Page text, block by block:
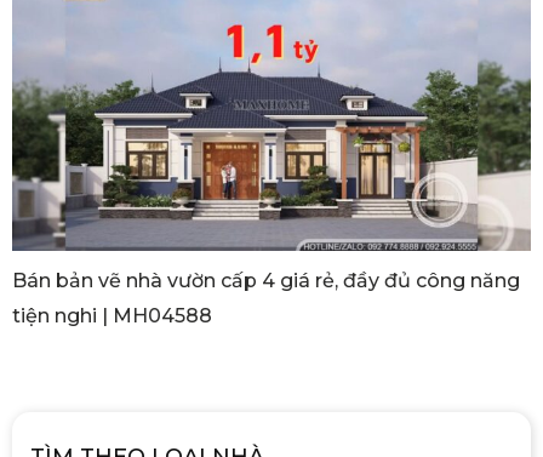
Bán bản vẽ nhà vườn cấp 4 giá rẻ, đầy đủ công năng
tiện nghi | MH04588